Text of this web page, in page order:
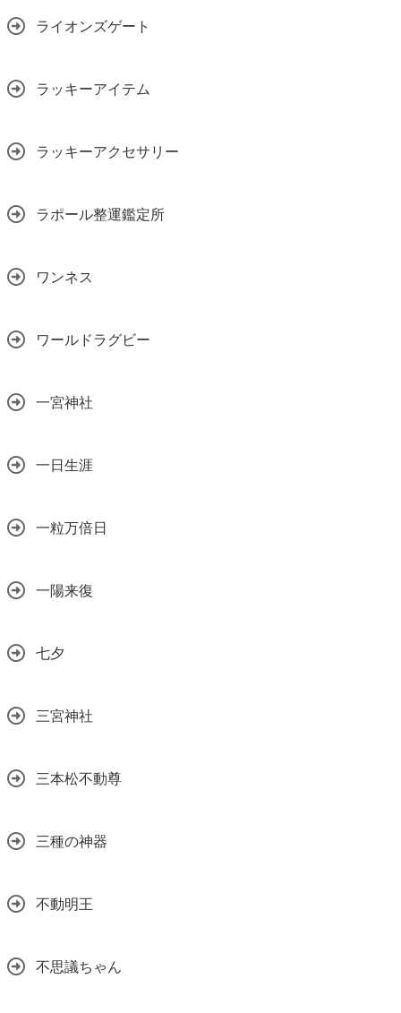
ライオンズゲート
ラッキーアイテム
ラッキーアクセサリー
ラポール整運鑑定所
ワンネス
ワールドラグビー
一宮神社
一日生涯
一粒万倍日
一陽来復
七夕
三宮神社
三本松不動尊
三種の神器
不動明王
不思議ちゃん